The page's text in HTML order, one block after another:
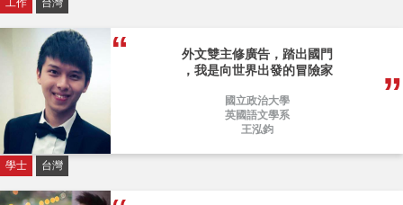
工作 台灣
外文雙主修廣告，踏出國門
，我是向世界出發的冒險家
國立政治大學
英國語文學系
王泓鈞
學士 台灣